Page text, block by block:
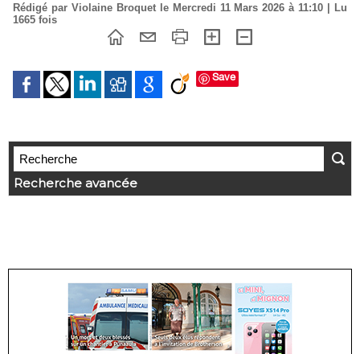
Rédigé par Violaine Broquet le Mercredi 11 Mars 2026 à 11:10 | Lu
1665 fois
Save
Recherche avancée